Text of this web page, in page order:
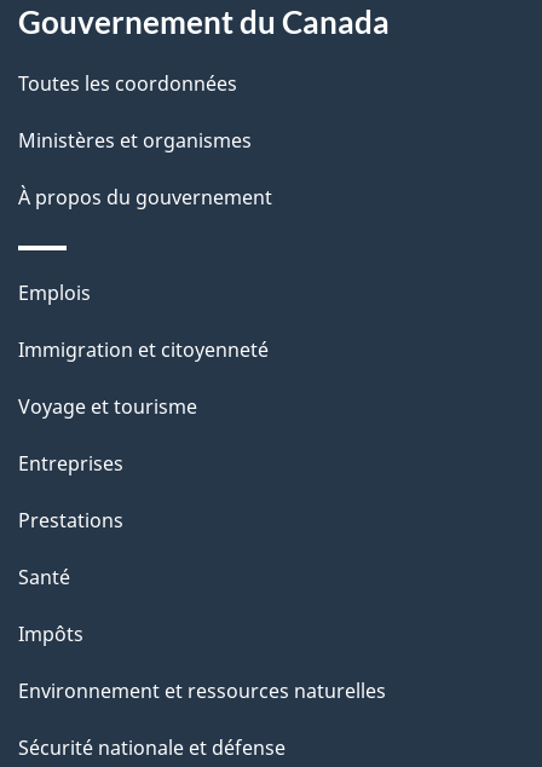
i
l
s
d
e
l
a
p
a
g
e
propos
de
ce
site
Gouvernement du Canada
Toutes les coordonnées
Ministères et organismes
À propos du gouvernement
Thèmes
sujets
Emplois
Immigration et citoyenneté
Voyage et tourisme
Entreprises
Prestations
Santé
Impôts
Environnement et ressources naturelles
Sécurité nationale et défense